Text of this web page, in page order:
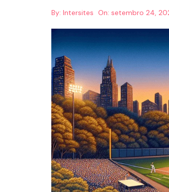
By: Intersites On: setembro 24,